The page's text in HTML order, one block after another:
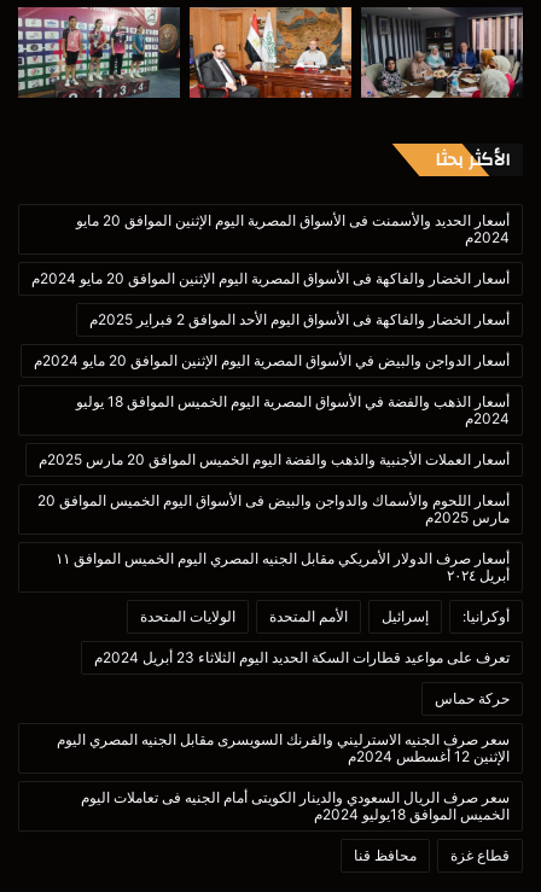
الأكثر بحثا
أسعار الحديد والأسمنت فى الأسواق المصرية اليوم الإثنين الموافق 20 مايو
2024م
أسعار الخضار والفاكهة فى الأسواق المصرية اليوم الإثنين الموافق 20 مايو 2024م
أسعار الخضار والفاكهة فى الأسواق اليوم الأحد الموافق 2 فبراير 2025م
أسعار الدواجن والبيض في الأسواق المصرية اليوم الإثنين الموافق 20 مايو 2024م
أسعار الذهب والفضة في الأسواق المصرية اليوم الخميس الموافق 18 يوليو
2024م
أسعار العملات الأجنبية والذهب والفضة اليوم الخميس الموافق 20 مارس 2025م
أسعار اللحوم والأسماك والدواجن والبيض فى الأسواق اليوم الخميس الموافق 20
مارس 2025م
أسعار صرف الدولار الأمريكي مقابل الجنيه المصري اليوم الخميس الموافق ١١
أبريل ٢٠٢٤
أوكرانيا: إسرائيل الأمم المتحدة الولايات المتحدة
تعرف على مواعيد قطارات السكة الحديد اليوم الثلاثاء 23 أبريل 2024م
حركة حماس
سعر صرف الجنيه الاسترليني والفرنك السويسرى مقابل الجنيه المصري اليوم
الإثنين 12 أغسطس 2024م
سعر صرف الريال السعودي والدينار الكويتى أمام الجنيه فى تعاملات اليوم
الخميس الموافق 18يوليو 2024م
قطاع غزة محافظ قنا